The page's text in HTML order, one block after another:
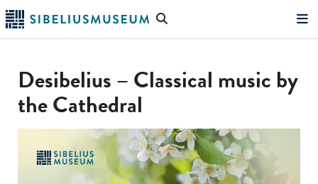
Skip
to
main
Search
Desibelius – Classical music by
the Cathedral